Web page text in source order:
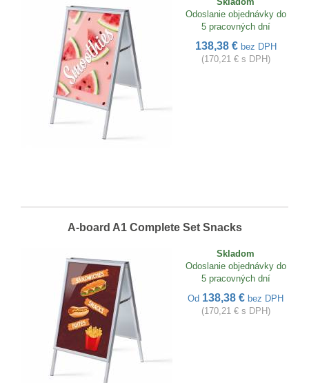
Odoslanie objednávky do
5 pracovných dní
138,38 € bez DPH
(170,21 € s DPH)
A-board A1 Complete Set Snacks
Skladom
Odoslanie objednávky do
5 pracovných dní
Od 138,38 € bez DPH
(170,21 € s DPH)